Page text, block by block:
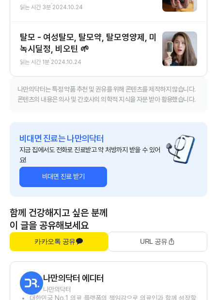
읽는 시간 3분 2024.10.24
탈모 - 여성탈모, 탈모약, 탈모영양제, 미
녹시딜정, 비오틴 🌱
읽는 시간 1분 2024.10.24
나만의닥터는 특정 약품 추천 및 권유를 위해 콘텐츠를 제작하지 않습니다.
콘텐츠의 내용은 의사 및 간호사의 의학적 지식을 자문 받아 활용했습니다.
비대면 진료는 나만의닥터
지금 집에서도 전화로 진료받고 약 처방까지 받을 수 있어
요!
비대면 진료 받기
함께 건강해지고 싶은 분께
이 글을 공유해보세요
카카오톡 공유 URL 공유
나만의닥터 에디터
나만의닥터
대한민국 No.1 의료 플랫폼의 책임감으로 의료인과 함께 성장할